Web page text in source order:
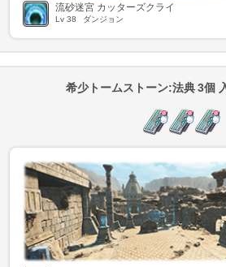
流砂迷宮 カッターズクライ
Lv 38 ダンジョン
希少トームストーン:法典 3個